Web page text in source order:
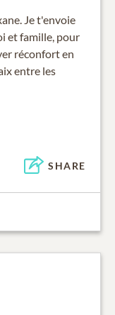
Je t'envoie
et famille, pour
réconfort en
entre les
SHARE